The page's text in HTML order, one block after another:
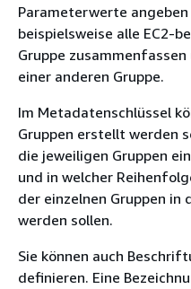
Parameterwerte angeben
beispielsweise alle EC2-
Gruppe
einer anderen Gruppe.
Im Metadatenschlüssel
Gruppen erstellt werden
die jeweiligen Gruppen
und in welcher
der einzelnen Gruppen in
werden sollen.
Sie können auch
definieren. Eine